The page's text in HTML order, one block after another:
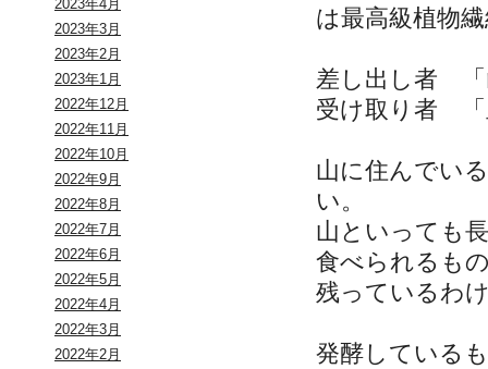
2023年4月
2023年3月
2023年2月
2023年1月
2022年12月
2022年11月
2022年10月
2022年9月
2022年8月
2022年7月
2022年6月
2022年5月
2022年4月
2022年3月
2022年2月
は最高級植物
差し出し者 「
受け取り者 「
山に住んでい
い。
山といっても
食べられるも
残っているわ
発酵している